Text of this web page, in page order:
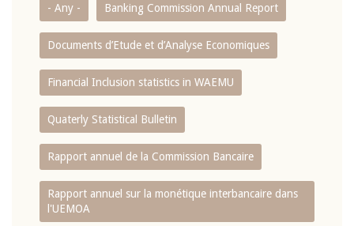
- Any - Banking Commission Annual Report
Documents d’Etude et d’Analyse Economiques
Financial Inclusion statistics in WAEMU
Quaterly Statistical Bulletin
Rapport annuel de la Commission Bancaire
Rapport annuel sur la monétique interbancaire dans
l'UEMOA